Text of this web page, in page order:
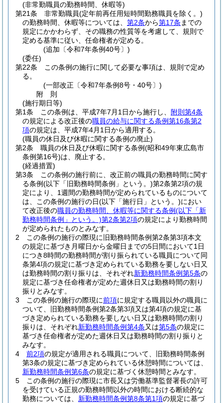
(非常勤職員の勤務時間、休暇等)
第21条
非常勤職員(定年前再任用短時間勤務職員を除く。)
の勤務時間、休暇等については、 第2条から第17条 までの
規定にかかわらず、その職務の性質等を考慮して、規則で
定める基準に従い、任命権者が定める。
(追加〔令和7年条例40号〕)
(委任)
第22条
この条例の施行に関して必要な事項は、規則で定め
る。
(一部改正〔令和7年条例8号・40号〕)
附 則
(施行期日等)
第1条
この条例は、平成7年7月1日から施行し、
附則第4条
の規定による改正後の職員の給与に関する条例第16条第2
項の規定は、平成7年4月1日から適用する。
(職員の休日及び休暇に関する条例の廃止)
第2条
職員の休日及び休暇に関する条例(昭和49年東広島市
条例第16号)は、廃止する。
(経過措置)
第3条
この条例の施行前に、改正前の職員の勤務時間に関す
る条例(以下「旧勤務時間条例」という。)第2条第2項の規
定により、1週間の勤務時間が定められているものについて
は、この条例の施行の日(以下「施行日」という。)におい
て改正後の職員の勤務時間、休暇等に関する条例(以下「新
勤務時間条例」という。)第2条第2項の規定により勤務時間
が定められたものとみなす。
2
この条例の施行の際現に旧勤務時間条例第2条第3項本文
の規定に基づき月曜日から金曜日までの5日間において1日
につき8時間の勤務時間が割り振られている職員について同
条第4項の規定に基づき定められている勤務を要しない日又
は勤務時間の割り振りは、それぞれ新勤務時間条例第5条の
規定に基づき任命権者が定めた週休日又は勤務時間の割り
振りとみなす。
3
この条例の施行の際現に前項に規定する職員以外の職員に
ついて、旧勤務時間条例第2条第3項又は第4項の規定に基
づき定められている勤務を要しない日又は勤務時間の割り
振りは、それぞれ新勤務時間条例第4条又は第5条の規定に
基づき任命権者が定めた週休日又は勤務時間の割り振りと
みなす。
4
前2項の規定が適用される職員について、旧勤務時間条例
第3条の規定に基づき定められている休憩時間については、
新勤務時間条例第6条の規定に基づく休憩時間とみなす。
5
この条例の施行の際現に市長又は労働基準監督署長の許可
を受けている正規の勤務時間以外の時間における断続的な
勤務については、 新勤務時間条例第8条第1項の規定に基づ